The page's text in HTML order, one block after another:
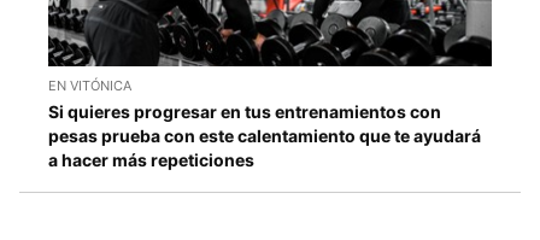
EN VITÓNICA
Si quieres progresar en tus entrenamientos con
pesas prueba con este calentamiento que te ayudará
a hacer más repeticiones